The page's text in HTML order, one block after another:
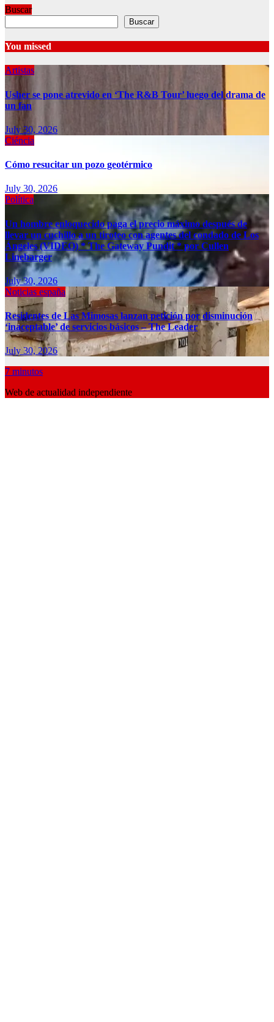
Buscar
Buscar
You missed
Artistas
Usher se pone atrevido en ‘The R&B Tour’ luego del drama de
un fan
July 30, 2026
Ciéncia
Cómo resucitar un pozo geotérmico
July 30, 2026
Política
Un hombre enloquecido paga el precio máximo después de
llevar un cuchillo a un tiroteo con agentes del condado de Los
Ángeles (VIDEO) * The Gateway Pundit * por Cullen
Linebarger
July 30, 2026
Noticias españa
Residentes de Las Mimosas lanzan petición por disminución
‘inaceptable’ de servicios básicos – The Leader
July 30, 2026
7 minutos
Web de actualidad independiente